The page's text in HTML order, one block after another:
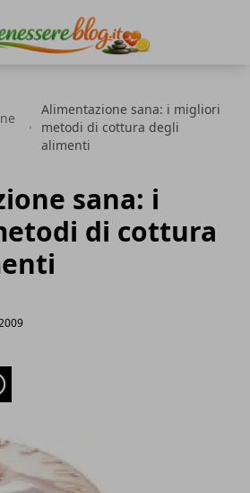
Alimentazione sana: i migliori
metodi di cottura degli
alimenti
sana: i
di cottura